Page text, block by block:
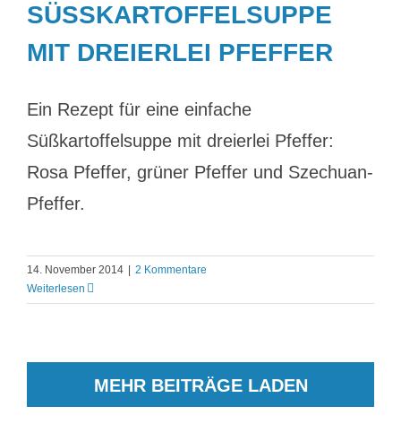
SÜSSKARTOFFELSUPPE M
IT DREIERLEI PFEFFER
Ein Rezept für eine einfache
Süßkartoffelsuppe mit dreierlei Pfeffer:
Rosa Pfeffer, grüner Pfeffer und Szechuan-
Pfeffer.
14. November 2014
2 Kommentare
Weiterlesen
MEHR BEITRÄGE LADEN